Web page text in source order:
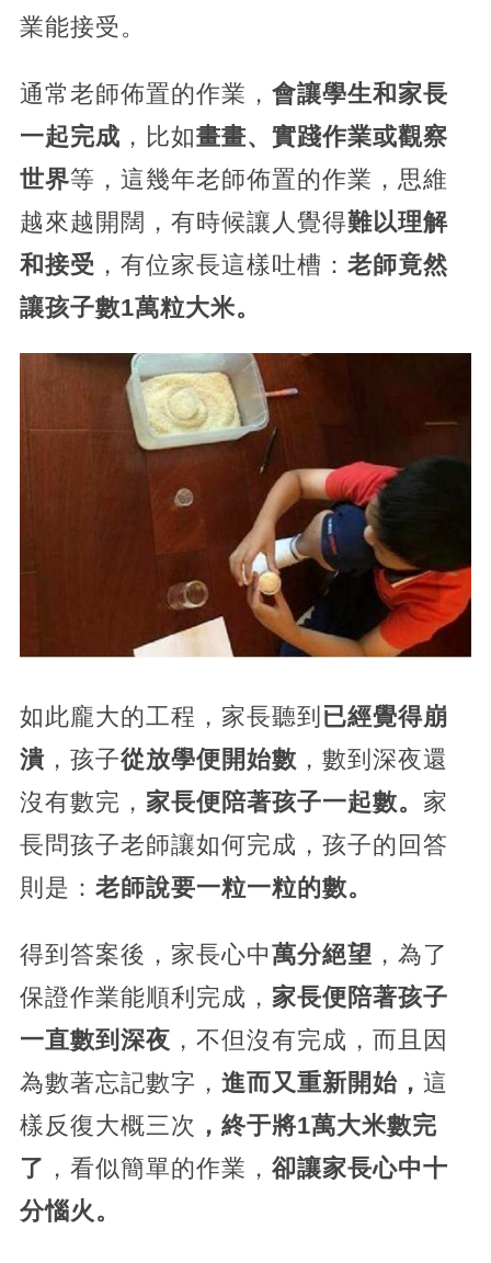
業能接受。
通常老師佈置的作業， 會讓學生和家長
一起完成 ，比如畫畫、實踐作業或觀察
世界等，這幾年老師佈置的作業，思維
越來越開闊，有時候讓人覺得難以理解
和接受 ，有位家長這樣吐槽： 老師竟然
讓孩子數1萬粒大米。
如此龐大的工程，家長聽到 已經覺得崩
潰，孩子從放學便開始數 ，數到深夜還
沒有數完， 家長便陪著孩子一起數。 家
長問孩子老師讓如何完成，孩子的回答
則是： 老師說要一粒一粒的數。
得到答案後，家長心中萬分絕望 ，為了
保證作業能順利完成， 家長便陪著孩子
一直數到深夜 ，不但沒有完成，而且因
為數著忘記數字， 進而又重新開始， 這
樣反復大概三次 ，終于將1萬大米數完
了 ，看似簡單的作業， 卻讓家長心中十
分惱火。